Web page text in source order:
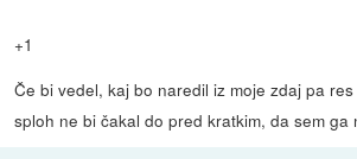
+1
Če bi vedel, kaj bo naredil iz moje zdaj pa
sploh ne bi čakal do pred kratkim, da sem ga